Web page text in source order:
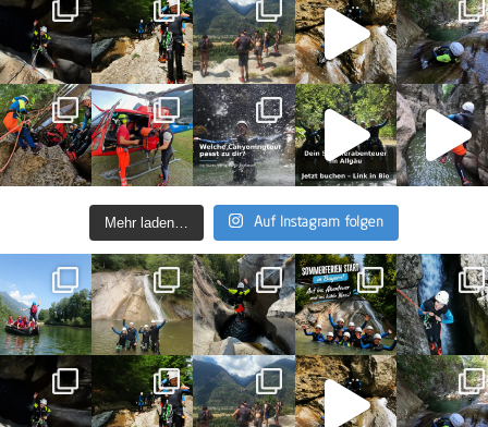
Mehr laden… Auf Instagram folgen